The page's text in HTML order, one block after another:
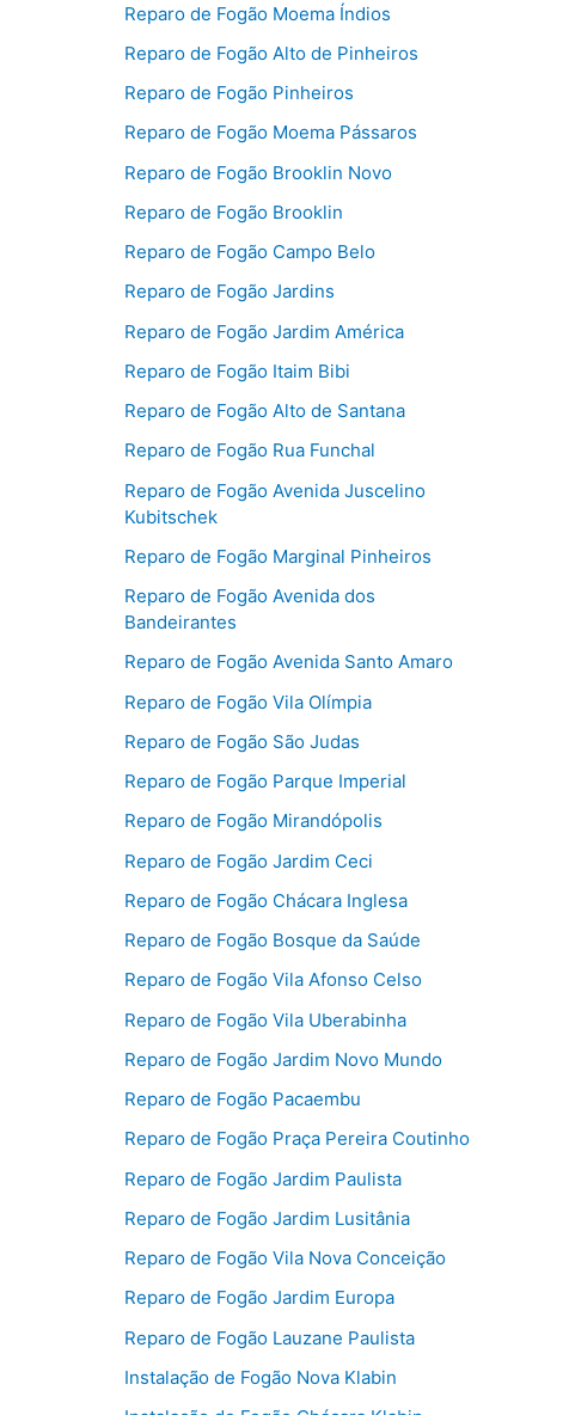
Reparo de Fogão Moema Índios
Reparo de Fogão Alto de Pinheiros
Reparo de Fogão Pinheiros
Reparo de Fogão Moema Pássaros
Reparo de Fogão Brooklin Novo
Reparo de Fogão Brooklin
Reparo de Fogão Campo Belo
Reparo de Fogão Jardins
Reparo de Fogão Jardim América
Reparo de Fogão Itaim Bibi
Reparo de Fogão Alto de Santana
Reparo de Fogão Rua Funchal
Reparo de Fogão Avenida Juscelino
Kubitschek
Reparo de Fogão Marginal Pinheiros
Reparo de Fogão Avenida dos
Bandeirantes
Reparo de Fogão Avenida Santo Amaro
Reparo de Fogão Vila Olímpia
Reparo de Fogão São Judas
Reparo de Fogão Parque Imperial
Reparo de Fogão Mirandópolis
Reparo de Fogão Jardim Ceci
Reparo de Fogão Chácara Inglesa
Reparo de Fogão Bosque da Saúde
Reparo de Fogão Vila Afonso Celso
Reparo de Fogão Vila Uberabinha
Reparo de Fogão Jardim Novo Mundo
Reparo de Fogão Pacaembu
Reparo de Fogão Praça Pereira Coutinho
Reparo de Fogão Jardim Paulista
Reparo de Fogão Jardim Lusitânia
Reparo de Fogão Vila Nova Conceição
Reparo de Fogão Jardim Europa
Reparo de Fogão Lauzane Paulista
Instalação de Fogão Nova Klabin